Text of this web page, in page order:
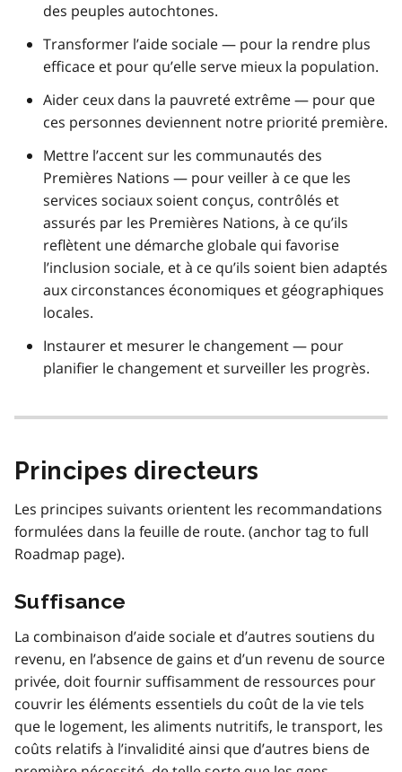
des peuples autochtones.
Transformer l’aide sociale — pour la rendre plus
efficace et pour qu’elle serve mieux la population.
Aider ceux dans la pauvreté extrême — pour que
ces personnes deviennent notre priorité première.
Mettre l’accent sur les communautés des
Premières Nations — pour veiller à ce que les
services sociaux soient conçus, contrôlés et
assurés par les Premières Nations, à ce qu’ils
reflètent une démarche globale qui favorise
l’inclusion sociale, et à ce qu’ils soient bien adaptés
aux circonstances économiques et géographiques
locales.
Instaurer et mesurer le changement — pour
planifier le changement et surveiller les progrès.
Principes directeurs
Les principes suivants orientent les recommandations
formulées dans la feuille de route. (anchor tag to full
Roadmap page).
Suffisance
La combinaison d’aide sociale et d’autres soutiens du
revenu, en l’absence de gains et d’un revenu de source
privée, doit fournir suffisamment de ressources pour
couvrir les éléments essentiels du coût de la vie tels
que le logement, les aliments nutritifs, le transport, les
coûts relatifs à l’invalidité ainsi que d’autres biens de